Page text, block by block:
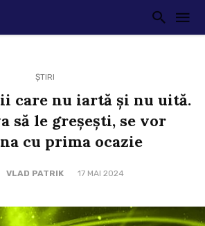
ȘTIRI
care nu iartă și nu uită.
să le greșești, se vor
cu prima ocazie
VLAD PATRIK 17 MAI 2024